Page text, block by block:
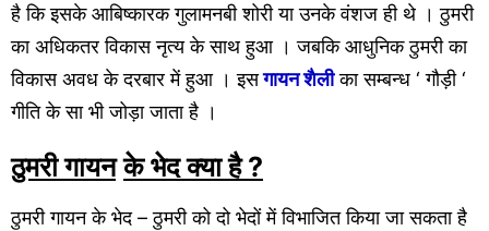
है कि इसके आबिष्कारक गुलामनबी शोरी या उनके वंशज ही थे । ठुमरी
का अधिकतर विकास नृत्य के साथ हुआ । जबकि आधुनिक ठुमरी का
विकास अवध के दरबार में हुआ । इसगायन शैलीका सम्बन्ध ‘ गौड़ी ‘
गीति के सा भी जोड़ा जाता है ।
ठुमरी गायन के भेद क्या है ?
ठुमरी गायन के भेद – ठुमरी को दो भेदों में विभाजित किया जा सकता है